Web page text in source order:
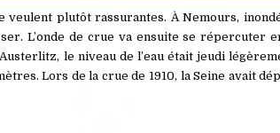
veulent plutôt rassurantes. À Nemours,
L’onde de crue va ensuite se
le niveau de l’eau était jeudi
Lors de la crue de 1910, la Seine avait